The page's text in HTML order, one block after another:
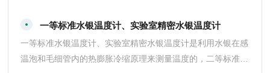
一等标准水银温度计、实验室精密水银温度计
一等标准水银温度计、实验室精密水银温度计是利用水银在感
温泡和毛细管内的热膨胀冷缩原理来测量温度的，二等标准玻